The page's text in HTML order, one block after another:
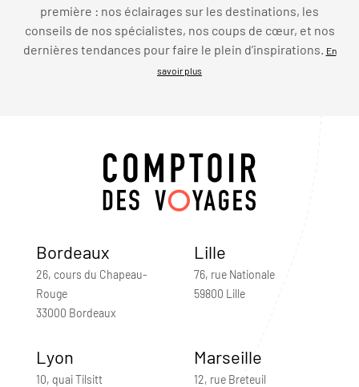
première : nos éclairages sur les destinations, les
conseils de nos spécialistes, nos coups de cœur, et nos
dernières tendances pour faire le plein d’inspirations.
En
savoir plus
Bordeaux
26, cours du Chapeau-
Rouge
33000 Bordeaux
Lille
76, rue Nationale
59800 Lille
Lyon
10, quai Tilsitt
Marseille
12, rue Breteuil